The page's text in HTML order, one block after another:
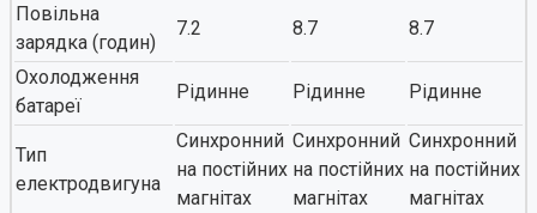
Повільна
зарядка (годин)
7.2 8.7 8.7
Охолодження
батареї
Рідинне Рідинне Рідинне
Тип
електродвигуна
Синхронний
на постійних
магнітах
Синхронний
на постійних
магнітах
Синхронний
на постійних
магнітах